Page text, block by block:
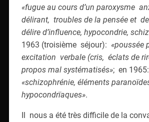
«fugue au cours d’un paroxysme
délirant, troubles de la pensée et
délire d’influence, hypocondrie,
1963 (troisième séjour): «poussée
excitation verbale (cris, éclats de
propos mal systématisés»; en 1965:
«schizophrénie, éléments
hypocondrïaques».
Il nous a été très difficile de la